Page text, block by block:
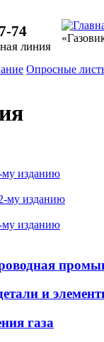
74
линия
Опросные
му изданию
му изданию
му изданию
и
газа